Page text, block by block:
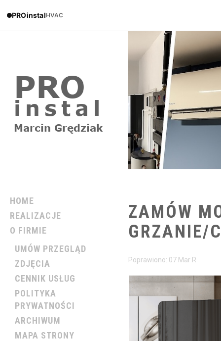
PROinstalHVAC
HOME
REALIZACJE
O FIRMIE
UMÓW PRZEGLĄD
ZDJĘCIA
CENNIK USŁUG
POLITYKA
PRYWATNOŚCI
ARCHIWUM
MAPA STRONY
ZAMÓW
GRZANIE/
Poprawiono: 07 Mar R